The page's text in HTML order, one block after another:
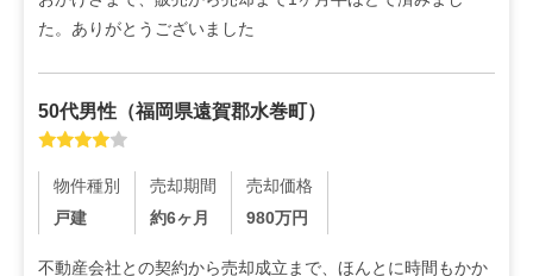
た。ありがとうございました
50代男性 （福岡県遠賀郡水巻町 ）
物件種別
戸建
売却期間
約6ヶ月
売却価格
980万円
不動産会社との契約から売却成立まで、ほんとに時間もかか